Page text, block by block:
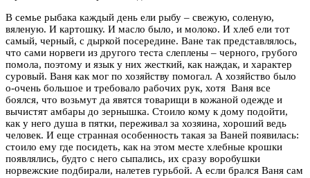
В семье рыбака каждый день ели рыбу – свежую, соленую,
вяленую. И картошку. И масло было, и молоко. И хлеб ели тот
самый, черный, с дыркой посередине. Ване так представлялось,
что сами норвеги из другого теста слеплены – черного, грубого
помола, поэтому и язык у них жесткий, как наждак, и характер
суровый. Ваня как мог по хозяйству помогал. А хозяйство было
о-очень большое и требовало рабочих рук, хотя Ваня все
боялся, что возьмут да явятся товарищи в кожаной одежде и
вычистят амбары до зернышка. Стоило кому к дому подойти,
как у него душа в пятки, переживал за хозяина, хороший ведь
человек. И еще странная особенность такая за Ваней появилась:
стоило ему где посидеть, как на этом месте хлебные крошки
появлялись, будто с него сыпались, их сразу воробушки
норвежские подбирали, налетев гурьбой. А если брался Ваня сам